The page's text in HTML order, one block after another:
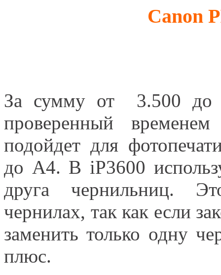
Canon
За сумму от 3.500 до
проверенный
подойдет для
до A4. В iP3600
друга чернильниц.
чернилах, так как если
заменить только одну
плюс.